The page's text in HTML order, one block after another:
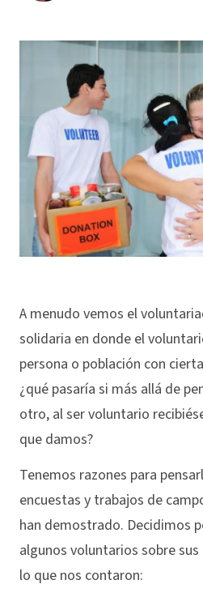
A menudo vemos el
solidaria en donde el
persona o población con
¿qué pasaría si más allá de
otro, al ser voluntario
que damos?
Tenemos razones para
encuestas y trabajos de
han demostrado. Decidimos
algunos voluntarios sobre
lo que nos contaron: